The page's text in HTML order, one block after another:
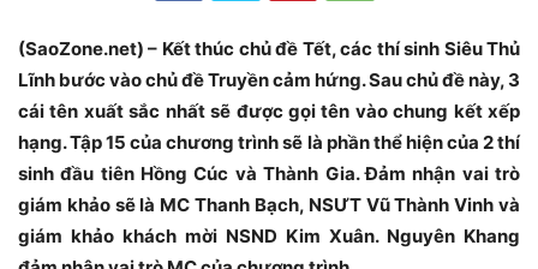
(SaoZone.net) – Kết thúc chủ đề Tết, các thí sinh Siêu Thủ
Lĩnh bước vào chủ đề Truyền cảm hứng. Sau chủ đề này, 3
cái tên xuất sắc nhất sẽ được gọi tên vào chung kết xếp
hạng. Tập 15 của chương trình sẽ là phần thể hiện của 2 thí
sinh đầu tiên Hồng Cúc và Thành Gia. Đảm nhận vai trò
giám khảo sẽ là MC Thanh Bạch, NSƯT Vũ Thành Vinh và
giám khảo khách mời NSND Kim Xuân. Nguyên Khang